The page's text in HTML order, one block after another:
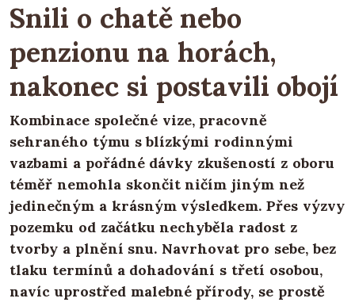
Snili o chatě nebo
penzionu na horách,
nakonec si postavili obojí
Kombinace společné vize, pracovně
sehraného týmu s blízkými rodinnými
vazbami a pořádné dávky zkušeností z oboru
téměř nemohla skončit ničím jiným než
jedinečným a krásným výsledkem. Přes výzvy
pozemku od začátku nechyběla radost z
tvorby a plnění snu. Navrhovat pro sebe, bez
tlaku termínů a dohadování s třetí osobou,
navíc uprostřed malebné přírody, se prostě